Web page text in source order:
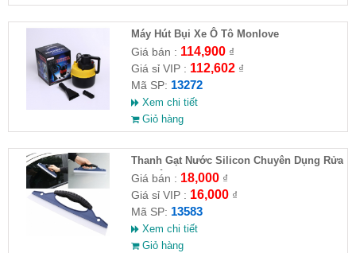
Máy Hút Bụi Xe Ô Tô Monlove
Giá bán : 114,900₫
Giá sỉ VIP : 112,602₫
Mã SP: 13272
Xem chi tiết
Giỏ hàng
Thanh Gạt Nước Silicon Chuyên Dụng Rửa
Kính Ô Tô, Xe Hơi
Giá bán : 18,000₫
Giá sỉ VIP : 16,000₫
Mã SP: 13583
Xem chi tiết
Giỏ hàng